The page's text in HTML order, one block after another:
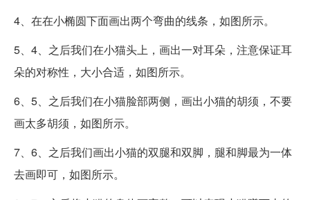
4、在在小椭圆下面画出两个弯曲的线条，如图所示。
5、4、之后我们在小猫头上，画出一对耳朵，注意保证耳
朵的对称性，大小合适，如图所示。
6、5、之后我们在小猫脸部两侧，画出小猫的胡须，不要
画太多胡须，如图所示。
7、6、之后我们画出小猫的双腿和双脚，腿和脚最为一体
去画即可，如图所示。